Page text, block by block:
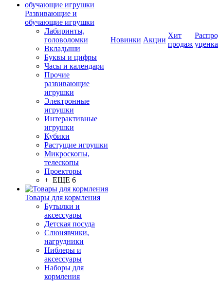
Развивающие и
обучающие игрушки
Лабиринты,
головоломки
Вкладыши
Буквы и цифры
Часы и календари
Прочие
развивающие
игрушки
Электронные
игрушки
Интерактивные
игрушки
Кубики
Растущие игрушки
Микроскопы,
телескопы
Проекторы
+ ЕЩЕ 6
Товары для кормления
Бутылки и
аксессуары
Детская посуда
Слюнявчики,
нагрудники
Ниблеры и
аксессуары
Наборы для
кормления
Новинки Акции
Хит
продаж уценка